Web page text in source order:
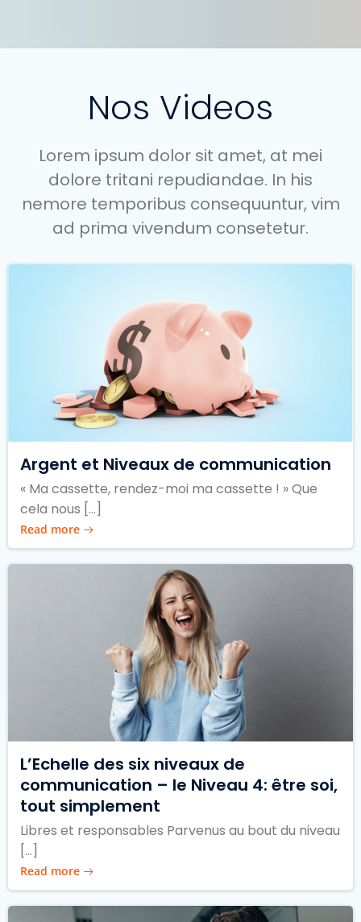
Nos Videos
Lorem ipsum dolor sit amet, at mei
dolore tritani repudiandae. In his
nemore temporibus consequuntur, vim
ad prima vivendum consetetur.
Argent et Niveaux de communication
« Ma cassette, rendez-moi ma cassette ! » Que
cela nous […]
Read more
L’Echelle des six niveaux de
communication – le Niveau 4: être soi,
tout simplement
Libres et responsables Parvenus au bout du niveau
[…]
Read more